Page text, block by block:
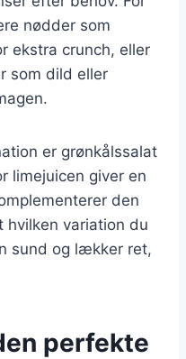
nødder som
ekstra crunch, eller
som dild eller
er grønkålssalat
limejuicen giver en
den
hvilken variation du
sund og lækker ret,
perfekte